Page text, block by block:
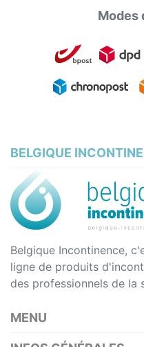
Modes
BELGIQUE
Belgique Incontinence,
ligne de produits
des professionnels de la
MENU